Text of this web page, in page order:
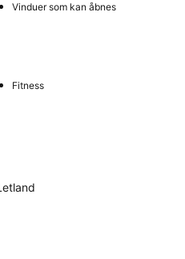
Vinduer som kan åbnes
Fitness